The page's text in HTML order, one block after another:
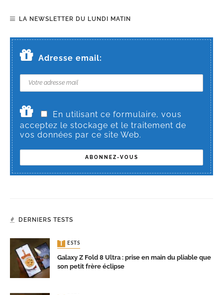
LA NEWSLETTER DU LUNDI MATIN
Adresse email:
En utilisant ce formulaire, vous
acceptez le stockage et le traitement de
vos données par ce site Web.
DERNIERS TESTS
TESTS
Galaxy Z Fold 8 Ultra : prise en main du pliable que
son petit frère éclipse